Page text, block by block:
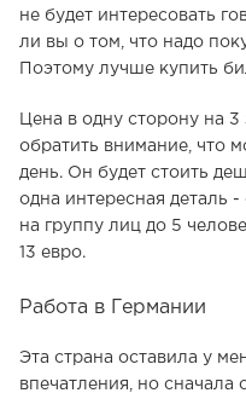
не будет интересовать
ли вы о том, что надо
Поэтому лучше купить
Цена в одну сторону на
обратить внимание, что
день. Он будет стоить
одна интересная деталь
на группу лиц до 5
13 евро.
Работа в Германии
Эта страна оставила у
впечатления, но сначала